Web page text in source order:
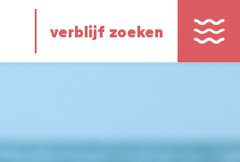
verblijf zoeken